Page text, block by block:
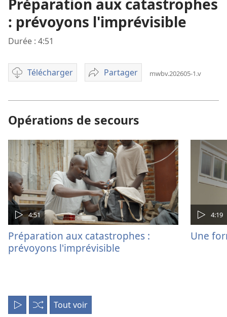
Préparation aux catastrophes
: prévoyons l'imprévisible
Durée : 4:51
Télécharger
Options
télécharger
une
vidéo
Partager
Préparation
catastrophes
prévoyons
l'imprévisible
mwbv.202605-1.v
Opérations de secours
4:51
Préparation aux catastrophes :
prévoyons l'imprévisible
4:19
Une
Tout Aléatoire
Tout voir